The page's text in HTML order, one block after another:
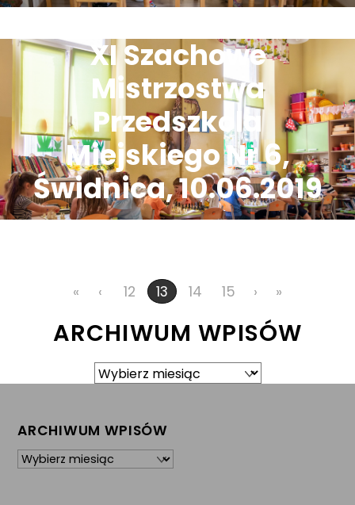
XI Szachowe
Mistrzostwa
Przedszkola
Miejskiego Nr 6,
Świdnica, 10.06.2019
« ‹ 12 13 14 15 › »
ARCHIWUM WPISÓW
Archiwum
ARCHIWUM WPISÓW
Archiwum